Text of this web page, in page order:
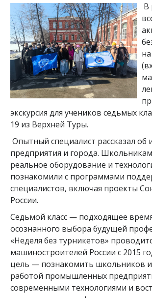
В
экскурсия для учеников седьмых
19 из Верхней Туры.
Опытный специалист рассказал об
предприятия и города.
реальное оборудование и
познакомили с программами
специалистов, включая проекты
России.
Седьмой класс — подходящее
осознанного выбора будущей
«Неделя без турникетов»
машиностроителей России с 2015
цель — познакомить школьников и
работой промышленных
современными технологиями и